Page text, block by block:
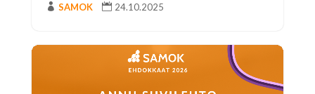
 SAMOK  24.10.2025